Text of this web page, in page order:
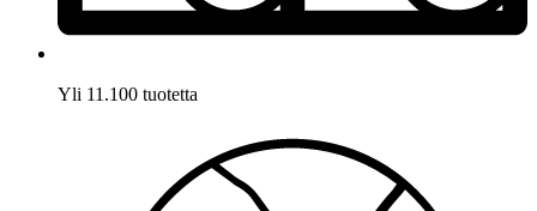
Yli 11.100 tuotetta